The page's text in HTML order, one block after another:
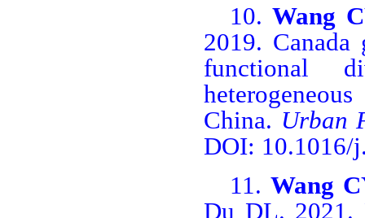
10.Wang
2019.
functional
China. Urban
DOI: 10.1016/
11. Wang
Du DL. 2021.